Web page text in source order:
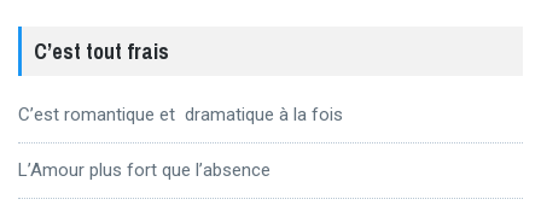
C’est tout frais
C’est romantique et dramatique à la fois
L’Amour plus fort que l’absence